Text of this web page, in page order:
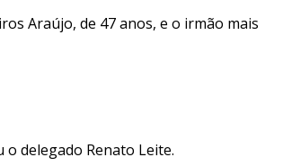
Araújo, de 47 anos, e o irmão mais
delegado Renato Leite.